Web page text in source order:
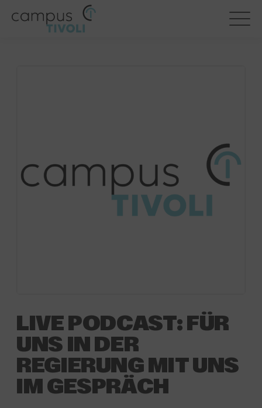
LIVE PODCAST: FÜR
UNS IN DER
REGIERUNG MIT UNS
IM GESPRÄCH